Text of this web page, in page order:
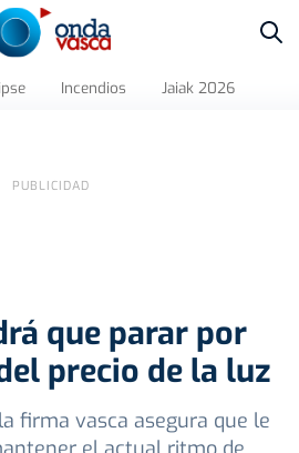
Incendios Jaiak 2026
que parar por
precio de la luz
firma vasca asegura que le